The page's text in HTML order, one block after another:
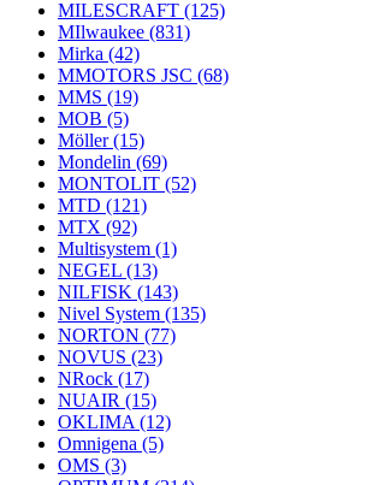
MILESCRAFT (125)
MIlwaukee (831)
Mirka (42)
MMOTORS JSC (68)
MMS (19)
MOB (5)
Möller(15)
Mondelin (69)
MONTOLIT (52)
MTD (121)
MTX (92)
Multisystem (1)
NEGEL (13)
NILFISK (143)
Nivel System (135)
NORTON (77)
NOVUS (23)
NRock (17)
NUAIR (15)
OKLIMA (12)
Omnigena (5)
OMS (3)